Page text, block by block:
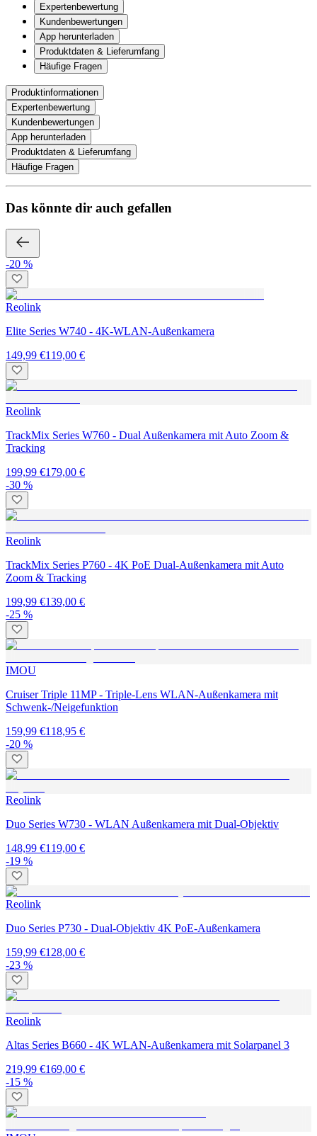
Expertenbewertung
Kundenbewertungen
App herunterladen
Produktdaten & Lieferumfang
Häufige Fragen
Produktinformationen
Expertenbewertung
Kundenbewertungen
App herunterladen
Produktdaten & Lieferumfang
Häufige Fragen
Das könnte dir auch gefallen
-20 %
Reolink
Elite Series W740 - 4K-WLAN-Außenkamera
149,99 €119,00 €
Reolink
TrackMix Series W760 - Dual Außenkamera mit Auto Zoom &
Tracking
199,99 €179,00 €
-30 %
Reolink
TrackMix Series P760 - 4K PoE Dual-Außenkamera mit Auto
Zoom & Tracking
199,99 €139,00 €
-25 %
IMOU
Cruiser Triple 11MP - Triple-Lens WLAN-Außenkamera mit
Schwenk-/Neigefunktion
159,99 €118,95 €
-20 %
Reolink
Duo Series W730 - WLAN Außenkamera mit Dual-Objektiv
148,99 €119,00 €
-19 %
Reolink
Duo Series P730 - Dual-Objektiv 4K PoE-Außenkamera
159,99 €128,00 €
-23 %
Reolink
Altas Series B660 - 4K WLAN-Außenkamera mit Solarpanel 3
219,99 €169,00 €
-15 %